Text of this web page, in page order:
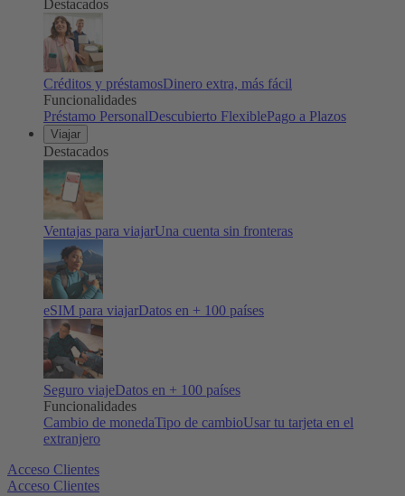
Destacados
Créditos y préstamosDinero extra, más fácil
Funcionalidades
Préstamo PersonalDescubierto FlexiblePago a Plazos
Viajar
Destacados
Ventajas para viajarUna cuenta sin fronteras
eSIM para viajarDatos en + 100 países
Seguro viajeDatos en + 100 países
Funcionalidades
Cambio de monedaTipo de cambioUsar tu tarjeta en el
extranjero
Acceso Clientes
Acceso Clientes